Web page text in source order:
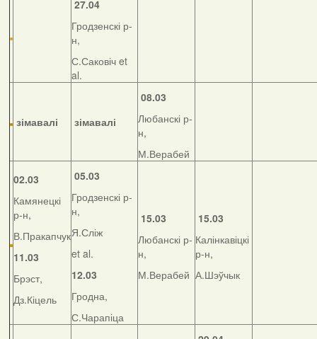
27.04
Гродзенскі р-
н,
С.Саковіч et
al.
зімавалі зімавалі
08.03
Любанскі р-
н,
М.Верабей
02.03
Камянецкі
р-н,
В.Пракапчук
11.03
Брэст,
Дз.Кіцель
05.03
Гродзенскі р-
н,
Я.Сліж
et al.
12.03
Гродна,
С.Чарапіца
15.03
Любанскі р-
н,
М.Верабей
15.03
Калінкавіцкі
р-н,
А.Шэўчык